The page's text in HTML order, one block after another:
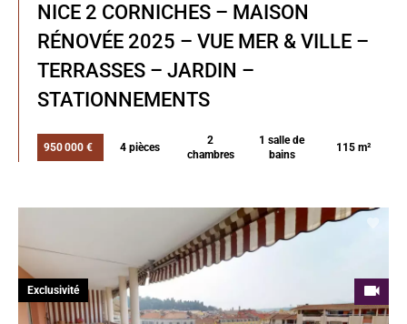
NICE 2 CORNICHES – MAISON
RÉNOVÉE 2025 – VUE MER & VILLE –
TERRASSES – JARDIN –
STATIONNEMENTS
950 000 € 4 pièces
2
chambres
1 salle de
bains
115 m²
Exclusivité